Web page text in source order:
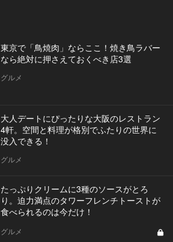
東京で「鳥焼肉」ならここ！焼き鳥ラバー
なら絶対に押さえておくべき店3選
グルメ
大人デートにぴったりな大阪のレストラン
4軒。空間と料理が格別でふたりの世界に
没入できる！
グルメ
たっぷりクリームに3種のソースがとろ
り。迫力満点のタワーフレンチトーストが
食べられるのは今だけ！
グルメ